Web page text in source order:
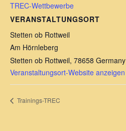
TREC-Wettbewerbe
VERANSTALTUNGSORT
Stetten ob Rottweil
Am Hörnleberg
Stetten ob Rottweil, 78658 Germany
Veranstaltungsort-Website anzeigen
Trainings-TREC